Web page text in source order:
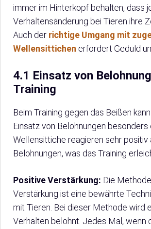
immer im Hinterkopf behalten, dass
Verhaltensänderung bei Tieren ihre
Auch der richtige Umgang mit
Wellensittichen erfordert Geduld
4.1 Einsatz von
Training
Beim Training gegen das Beißen
Einsatz von Belohnungen besonders
Wellensittiche reagieren sehr positiv
Belohnungen, was das Training
Positive Verstärkung: Die
Verstärkung ist eine bewährte
mit Tieren. Bei dieser Methode wird
Verhalten belohnt. Jedes Mal, wenn